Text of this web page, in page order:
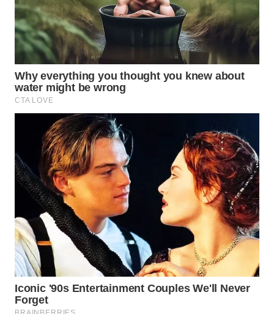
PURWAKARTA
WN
PRIANGAN
TIMUR
WN
SEMARANG
SOLO
WN
BOROBUDUR
WN
MADURA
WN
SURABAYA